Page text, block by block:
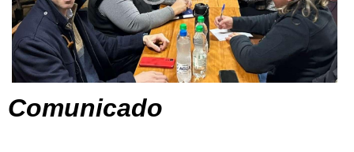
Comunicado